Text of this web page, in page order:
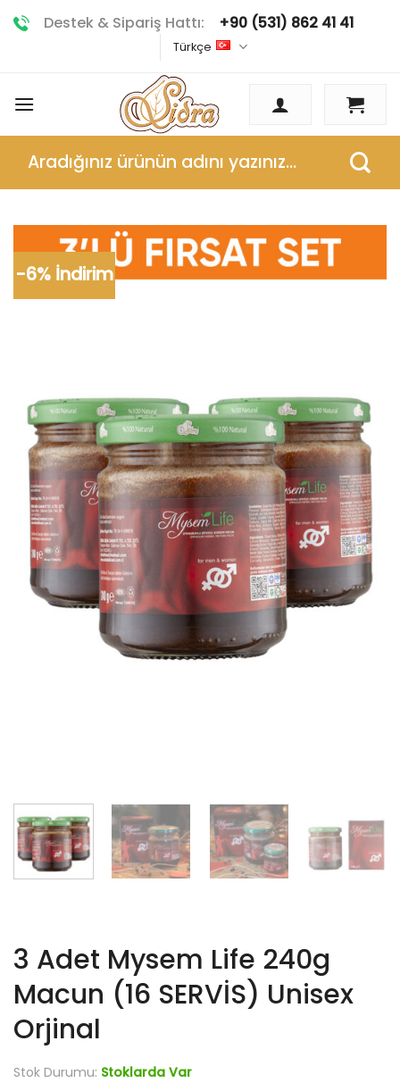
İçeriğe
atla
Destek & Sipariş Hattı: +90 (531) 862 41 41
Türkçe
-6% İndirim
3 Adet Mysem Life 240g
Macun (16 SERVİS) Unisex
Orjinal
Stok Durumu: Stoklarda Var